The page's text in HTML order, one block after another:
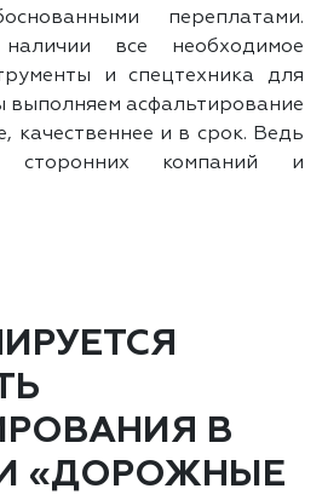
переплатами.
все необходимое
и спецтехника для
выполняем асфальтирование
качественнее и в срок. Ведь
компаний и
В
«ДОРОЖНЫЕ